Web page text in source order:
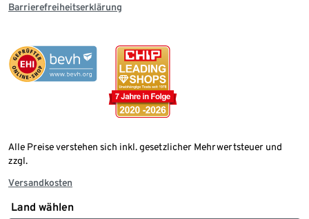
Barrierefreiheitserklärung
Alle Preise verstehen sich inkl. gesetzlicher Mehrwertsteuer und
zzgl.
Versandkosten
Land wählen